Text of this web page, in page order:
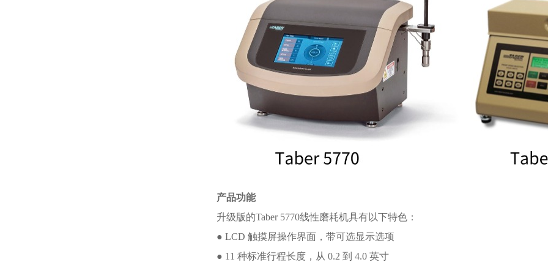
产品功能
升级版的Taber 5770线性磨耗机具有以下特色：
● LCD 触摸屏操作界面，带可选显示选项
● 11 种标准行程长度，从 0.2 到 4.0 英寸